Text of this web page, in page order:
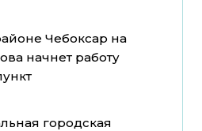
Чебоксар на
начнет работу
городская